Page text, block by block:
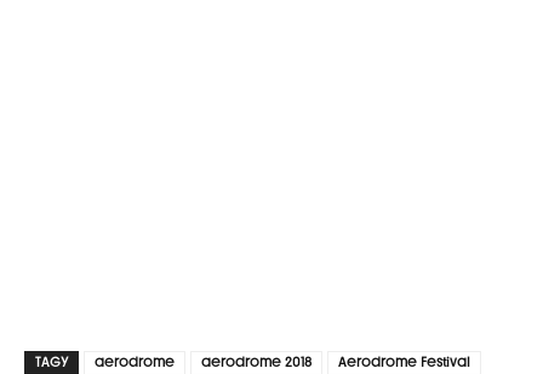
TAGY aerodrome aerodrome 2018
Aerodrome Festival